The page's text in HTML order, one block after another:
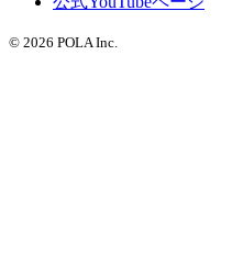
© 2026 POLA Inc.